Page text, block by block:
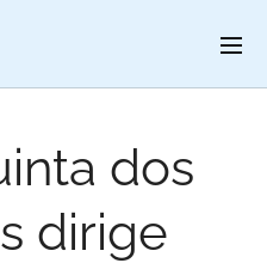
dos
dirige